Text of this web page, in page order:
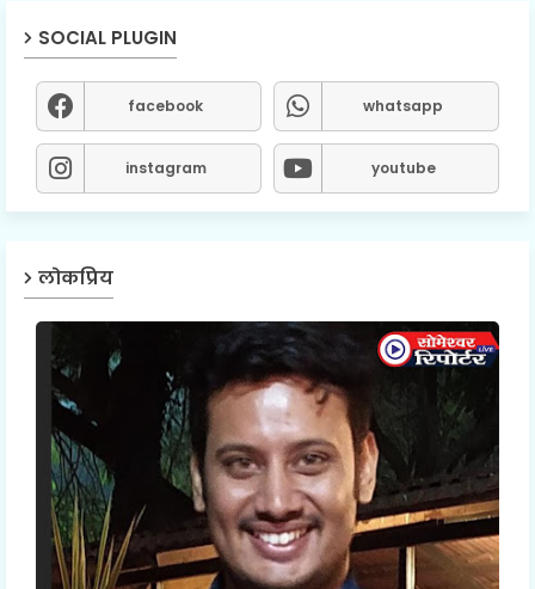
SOCIAL PLUGIN
facebook whatsapp
instagram youtube
लोकप्रिय